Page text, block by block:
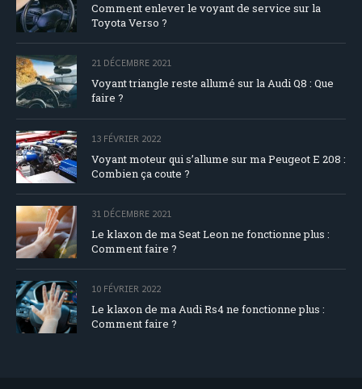
Comment enlever le voyant de service sur la
Toyota Verso ?
21 DÉCEMBRE 2021
Voyant triangle reste allumé sur la Audi Q8 : Que
faire ?
13 FÉVRIER 2022
Voyant moteur qui s’allume sur ma Peugeot E 208 :
Combien ça coute ?
31 DÉCEMBRE 2021
Le klaxon de ma Seat Leon ne fonctionne plus :
Comment faire ?
10 FÉVRIER 2022
Le klaxon de ma Audi Rs4 ne fonctionne plus :
Comment faire ?